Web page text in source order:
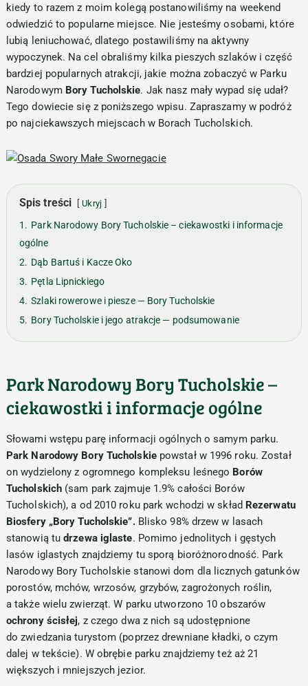
kiedy to razem z moim kolegą postanowiliśmy na weekend
odwiedzić to popularne miejsce. Nie jesteśmy osobami, które
lubią leniuchować, dlatego postawiliśmy na aktywny
wypoczynek. Na cel obraliśmy kilka pieszych szlaków i część
bardziej popularnych atrakcji, jakie można zobaczyć w Parku
Narodowym Bory Tucholskie. Jak nasz mały wypad się udał?
Tego dowiecie się z poniższego wpisu. Zapraszamy w podróż
po najciekawszych miejscach w Borach Tucholskich.
Spis treści Ukryj
1. Park Narodowy Bory Tucholskie – ciekawostki i informacje
ogólne
2. Dąb Bartuś i Kacze Oko
3. Pętla Lipnickiego
4. Szlaki rowerowe i piesze — Bory Tucholskie
5. Bory Tucholskie i jego atrakcje — podsumowanie
Park Narodowy Bory Tucholskie –
ciekawostki i informacje ogólne
Słowami wstępu parę informacji ogólnych o samym parku.
Park Narodowy Bory Tucholskiepowstał w 1996 roku. Został
on wydzielony z ogromnego kompleksu leśnego Borów
Tucholskich (sam park zajmuje 1.9% całości Borów
Tucholskich), a od 2010 roku park wchodzi w skład Rezerwatu
Biosfery „Bory Tucholskie”. Blisko 98% drzew w lasach
stanowią tudrzewa iglaste. Pomimo jednolitych i gęstych
lasów iglastych znajdziemy tu sporą bioróżnorodność. Park
Narodowy Bory Tucholskie stanowi dom dla licznych gatunków
porostów, mchów, wrzosów, grzybów, zagrożonych roślin,
a także wielu zwierząt. W parku utworzono 10 obszarów
ochrony ścisłej, z czego dwa z nich są udostępnione
do zwiedzania turystom (poprzez drewniane kładki, o czym
dalej w tekście). W obrębie parku znajdziemy też aż 21
większych i mniejszych jezior.